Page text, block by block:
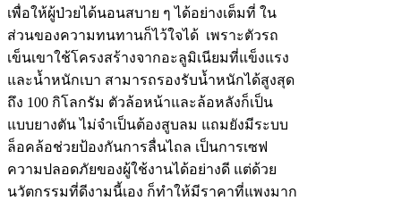
เพื่อให้ผู้ป่วยได้นอนสบาย ๆ ได้อย่างเต็มที่ ใน
ส่วนของความทนทานก็ไว้ใจได้ เพราะตัวรถ
เข็นเขาใช้โครงสร้างจากอะลูมิเนียมที่แข็งแรง
และน้ำหนักเบา สามารถรองรับน้ำหนักได้สูงสุด
ถึง 100 กิโลกรัม ตัวล้อหน้าและล้อหลังก็เป็น
แบบยางตัน ไม่จำเป็นต้องสูบลม แถมยังมีระบบ
ล็อคล้อช่วยป้องกันการลื่นไถล เป็นการเซฟ
ความปลอดภัยของผู้ใช้งานได้อย่างดี แต่ด้วย
นวัตกรรมที่ดีงามนี้เอง ก็ทำให้มีราคาที่แพงมาก